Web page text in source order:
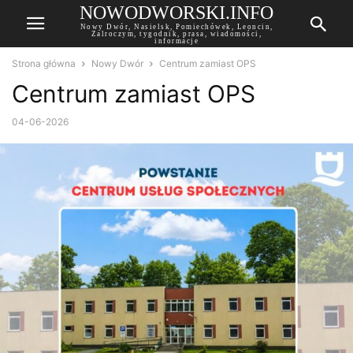
NOWODWORSKI.INFO
Nowy Dwór, Nasielsk, Pomiechówek, Leoncin,
Zalroczym, tygodnik, prasa, wiadomości,
informacje
Strona główna Nowy Dwór Centrum zamiast OPS
Centrum zamiast OPS
04-06-2026